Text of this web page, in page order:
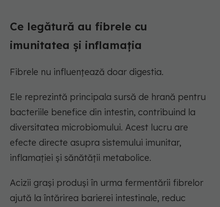
Ce legătură au fibrele cu
imunitatea și inflamația
Fibrele nu influențează doar digestia.
Ele reprezintă principala sursă de hrană pentru
bacteriile benefice din intestin, contribuind la
diversitatea microbiomului. Acest lucru are
efecte directe asupra sistemului imunitar,
inflamației și sănătății metabolice.
Acizii grași produși în urma fermentării fibrelor
ajută la întărirea barierei intestinale, reduc